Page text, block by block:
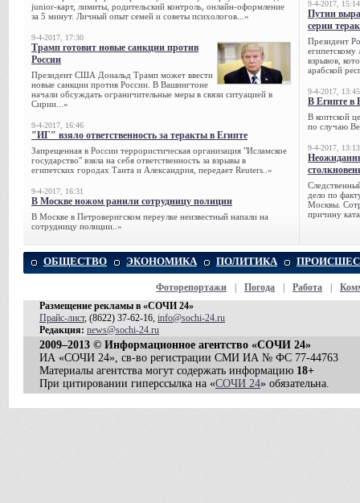
junior-карт, лимиты, родительский контроль, онлайн-оформление
за 5 минут. Личный опыт семей и советы психологов...»
9-4-2017, 17:30
Трамп готовит новые санкции против
России
Президент США Дональд Трамп может ввести
новые санкции против России. В Вашингтоне
начали обсуждать ограничительные меры в связи ситуацией в
Сирии...»
9-4-2017, 16:46
"ИГ" взяло ответственность за теракты в Египте
Запрещенная в России террористическая организация "Исламское
государство" взяла на себя ответственность за взрывы в
египетских городах Танта и Александрия, передает Reuters..»
9-4-2017, 16:31
В Москве ножом ранили сотрудницу полиции
В Москве в Петроверигском переулке неизвестный напали на
сотрудницу полиции..»
9-4-2017, 15:14
Путин
серии
Президент
египетскому
взрывов,
арабской
9-4-2017, 13:45
В Египте в
В коптской
по случаю
9-4-2017, 13:13
дело по
Москвы.
причину
ОБЩЕСТВО ЭКОНОМИКА ПОЛИТИКА
Фоторепортажи Погода Работа
Размещение рекламы в «СОЧИ 24»
Прайс-лист, (8622) 37-62-16, info@sochi-24.ru
Редакция: news@sochi-24.ru
2009–2013 © Информационное агентство «СОЧИ 24»
ИА «СОЧИ 24», св-во регистрации СМИ ИА № ФС 77-44763
Материалы агентства могут содержать информацию 18+
При цитировании гиперссылка на «СОЧИ 24» обязательна.